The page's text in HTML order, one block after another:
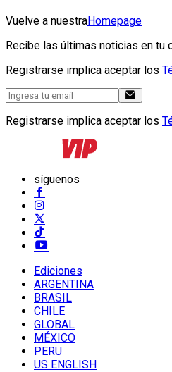
Vuelve a nuestraHomepage
Recibe las últimas noticias en tu
Registrarse implica aceptar los
Registrarse implica aceptar los
síguenos
Ediciones
ARGENTINA
BRASIL
CHILE
GLOBAL
MÉXICO
PERU
US ENGLISH